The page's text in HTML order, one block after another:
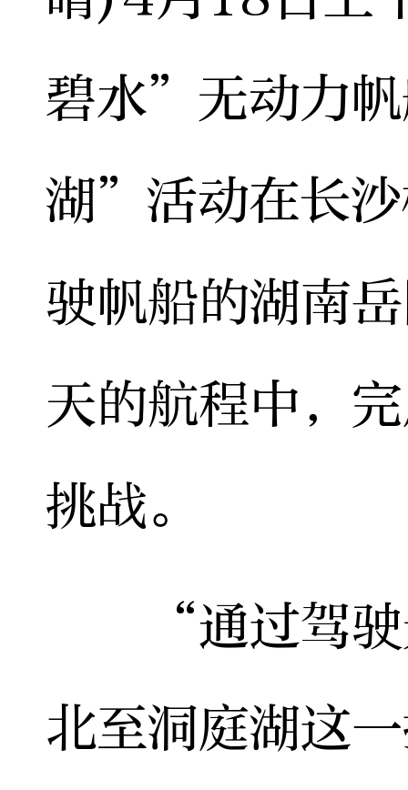
碧水”无动力
湖”活动在长
驶帆船的湖南
天的航程中，
挑战。
“通过驾驶
北至洞庭湖这